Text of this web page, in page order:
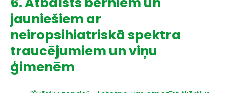
jauniešiem ar
neiropsihiatriskā spektra
traucējumiem un viņu
ģimenēm